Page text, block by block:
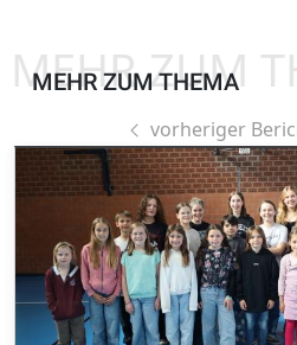
MEHR ZUM THEMA
MEHR ZUM
vorheriger